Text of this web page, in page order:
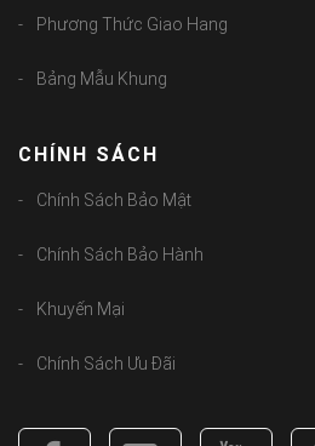
Phương Thức Giao Hang
Bảng Mẫu Khung
CHÍNH SÁCH
Chính Sách Bảo Mật
Chính Sách Bảo Hành
Khuyến Mại
Chính Sách Ưu Đãi